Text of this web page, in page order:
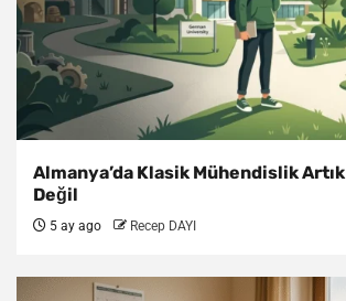
Almanya’da Klasik Mühendislik
Değil
5 ay ago Recep DAYI